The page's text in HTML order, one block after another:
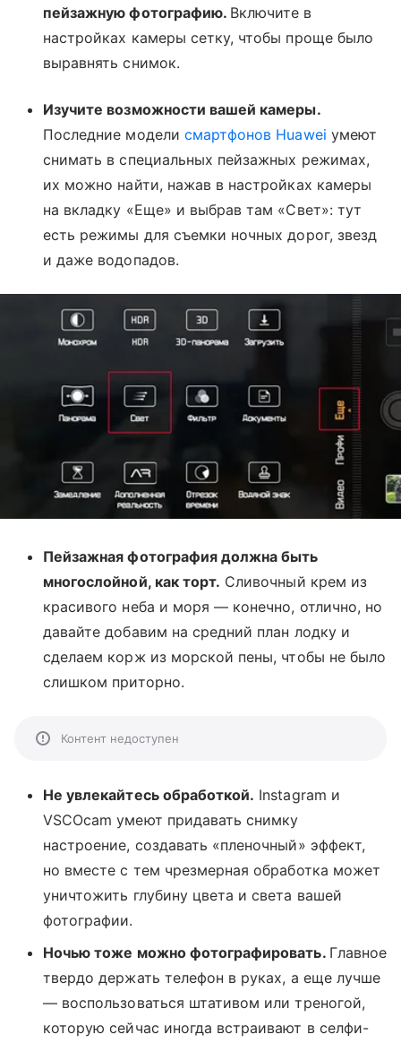
пейзажную фотографию. Включите в
настройках камеры сетку, чтобы проще было
выравнять снимок.
Изучите возможности вашей камеры.
Последние модели смартфонов Huawei умеют
снимать в специальныx пейзажных режимах,
их можно найти, нажав в настройках камеры
на вкладку «Еще» и выбрав там «Свет»: тут
есть режимы для съемки ночных дорог, звезд
и даже водопадов.
Пейзажная фотография должна быть
многослойной, как торт. Сливочный крем из
красивого неба и моря — конечно, отлично, но
давайте добавим на средний план лодку и
сделаем корж из морской пены, чтобы не было
слишком приторно.
Контент недоступен
Не увлекайтесь обработкой. Instagram и
VSCOcam умеют придавать снимку
настроение, создавать «пленочный» эффект,
но вместе с тем чрезмерная обработка может
уничтожить глубину цвета и света вашей
фотографии.
Ночью тоже можно фотографировать. Главное
твердо держать телефон в руках, а еще лучше
— воспользоваться штативом или треногой,
которую сейчас иногда встраивают в селфи-